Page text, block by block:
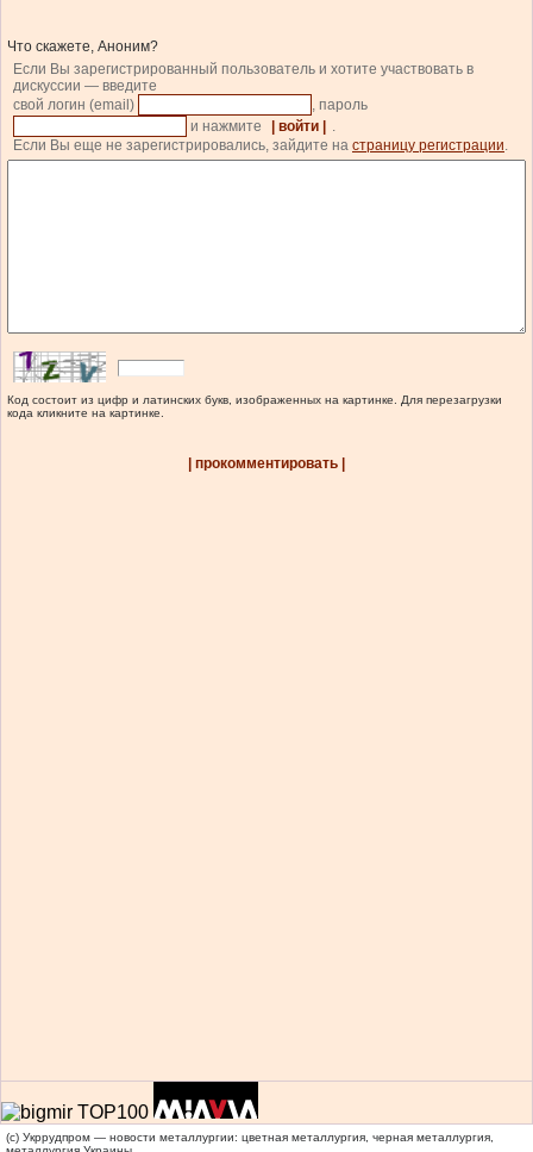
Что скажете, Аноним?
Если Вы зарегистрированный пользователь и хотите участвовать в
дискуссии — введите
свой логин (email)
, пароль
и нажмите
| войти |
.
Если Вы еще не зарегистрировались, зайдите на страницу регистрации.
Код состоит из цифр и латинских букв, изображенных на картинке. Для перезагрузки
кода кликните на картинке.
| прокомментировать |
(c) Укррудпром — новости металлургии: цветная металлургия, черная металлургия,